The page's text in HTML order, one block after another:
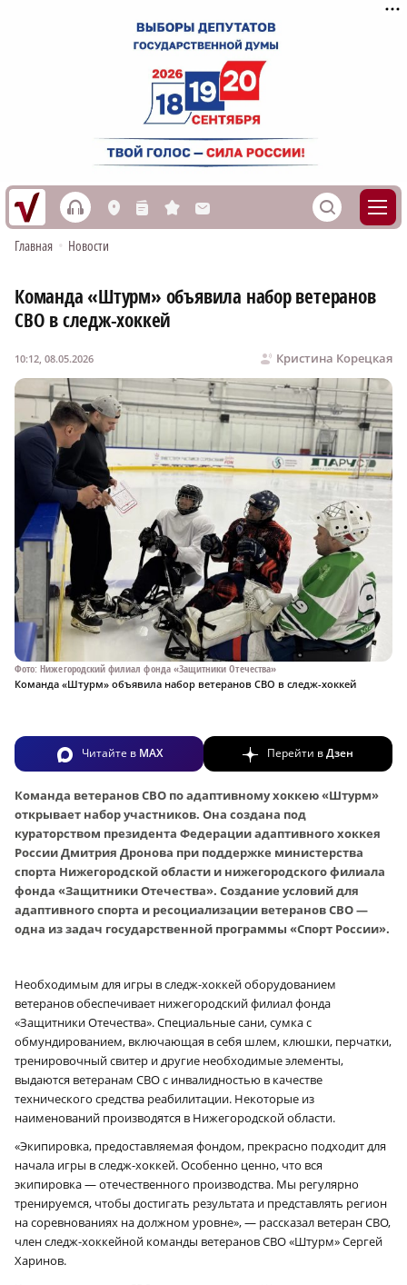
h L n s M S
Главная • Новости
Команда «Штурм» объявила набор ветеранов
СВО в следж-хоккей
Кристина Корецкая
10:12, 08.05.2026
Фото: Нижегородский филиал фонда «Защитники Отечества»
Команда «Штурм» объявила набор ветеранов СВО в следж-хоккей
Читайте в MAX Перейти вДзен
Команда ветеранов СВО по адаптивному хоккею «Штурм»
открывает набор участников. Она создана под
кураторством президента Федерации адаптивного хоккея
России Дмитрия Дронова при поддержке министерства
спорта Нижегородской области и нижегородского филиала
фонда «Защитники Отечества». Создание условий для
адаптивного спорта и ресоциализации ветеранов СВО —
одна из задач государственной программы «Спорт России».
Необходимым для игры в следж-хоккей оборудованием
ветеранов обеспечивает нижегородский филиал фонда
«Защитники Отечества». Специальные сани, сумка с
обмундированием, включающая в себя шлем, клюшки, перчатки,
тренировочный свитер и другие необходимые элементы,
выдаются ветеранам СВО с инвалидностью в качестве
технического средства реабилитации. Некоторые из
наименований производятся в Нижегородской области.
«Экипировка, предоставляемая фондом, прекрасно подходит для
начала игры в следж-хоккей. Особенно ценно, что вся
экипировка — отечественного производства. Мы регулярно
тренируемся, чтобы достигать результата и представлять регион
на соревнованиях на должном уровне», — рассказал ветеран СВО,
член следж-хоккейной команды ветеранов СВО «Штурм» Сергей
Харинов.